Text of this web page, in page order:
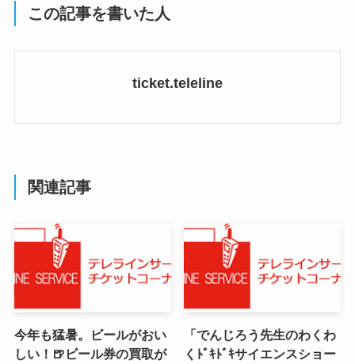
この記事を書いた人
ticket.teleline
関連記事
今年も猛暑。ビールがおい
しい！🍺ビール券の買取が
「でんじろう先生のわくわ
くﾄﾞｷﾄﾞｷサイエンスショー